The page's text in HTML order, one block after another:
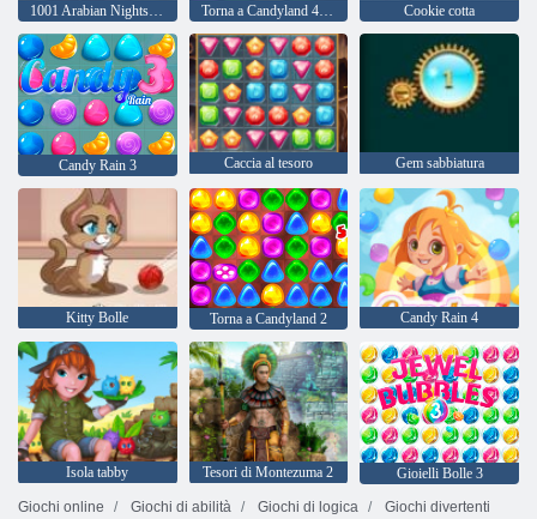
1001 Arabian Nights 5: Sinbad the Seaman Torna a Candyland 4: Lollipop Garden Cookie cotta
Candy Rain 3 Caccia al tesoro Gem sabbiatura
Kitty Bolle Torna a Candyland 2 Candy Rain 4
Isola tabby Tesori di Montezuma 2
Gioielli Bolle 3
Giochi online
Giochi di abilità Giochi di logica
Giochi divertenti